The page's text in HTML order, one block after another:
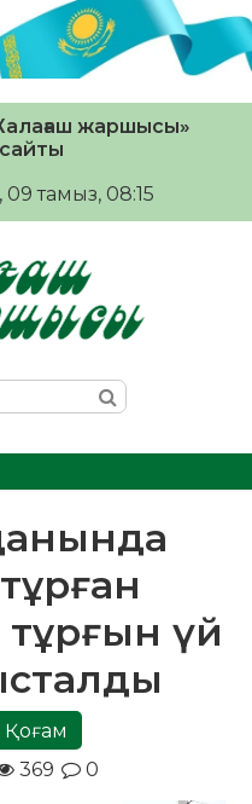
жаршысы»
сайты
тамыз, 08:15
тұрғын үй
Қоғам
369 0